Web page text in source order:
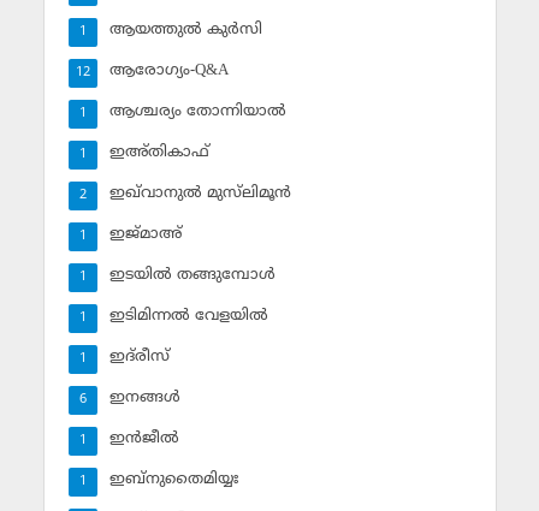
ആയത്തുല്‍ കുര്‍സി
1
ആരോഗ്യം-Q&A
12
ആശ്ചര്യം തോന്നിയാല്‍
1
ഇഅ്തികാഫ്‌
1
ഇഖ്‌വാനുല്‍ മുസ്‌ലിമൂന്‍
2
ഇജ്മാഅ്
1
ഇടയില്‍ തങ്ങുമ്പോള്‍
1
ഇടിമിന്നല്‍ വേളയില്‍
1
ഇദ്‌രീസ്‌
1
ഇനങ്ങള്‍
6
ഇന്‍ജീല്‍
1
ഇബ്‌നുതൈമിയ്യഃ
1